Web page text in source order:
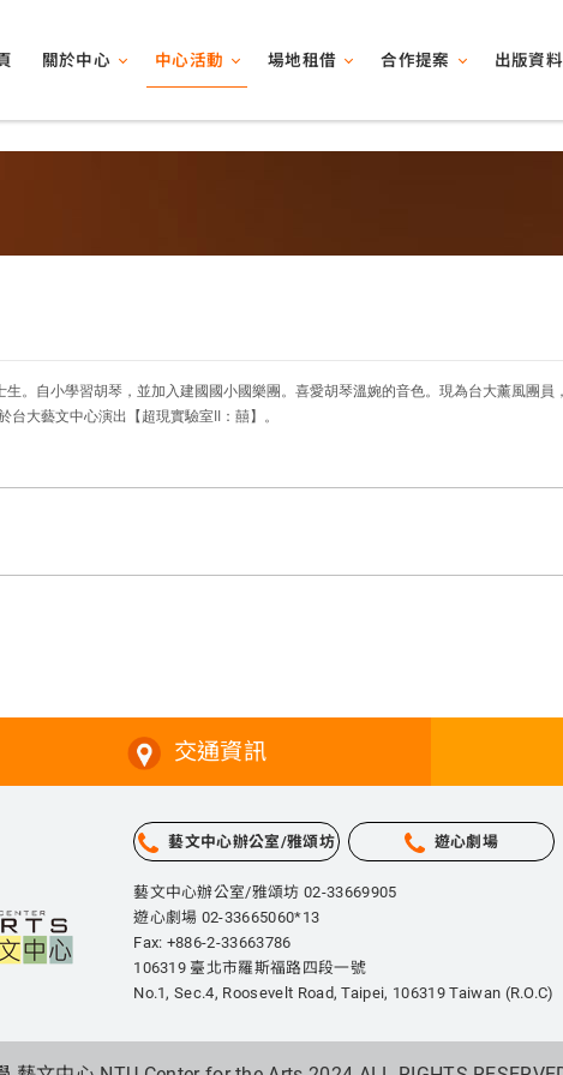
關於中心 中心活動 場地租借 合作提案 出版資
生。自小學習胡琴，並加入建國國小國樂團。喜愛胡琴溫婉的音色。現為台大薰風團
台大藝文中心演出【超現實驗室II：囍】。
交通資訊
藝文中心辦公室/雅頌坊 遊心劇場
藝文中心辦公室/雅頌坊 02-33669905
遊心劇場 02-33665060*13
Fax: +886-2-33663786
106319 臺北市羅斯福路四段一號
No.1, Sec.4, Roosevelt Road, Taipei, 106319 Taiwan (R.O.C)